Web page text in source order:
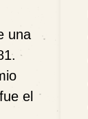
una
el